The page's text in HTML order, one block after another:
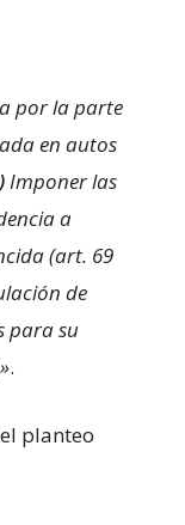
por la parte
en autos
Imponerlas
a
(art. 69
de
para su
.
planteo